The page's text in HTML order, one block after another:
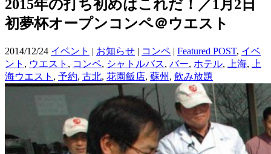
2015年の打ち初めはこれだ！／1月2日
初夢杯オープンコンペ＠ウエスト
2014/12/24 イベント | お知らせ | コンペ | Featured POST, イベ
ント , ウエスト , コンペ, シャトルバス, バー, ホテル, 上海,
上
海ウエスト , 予約, 古北, 花園飯店, 蘇州 , 飲み放題